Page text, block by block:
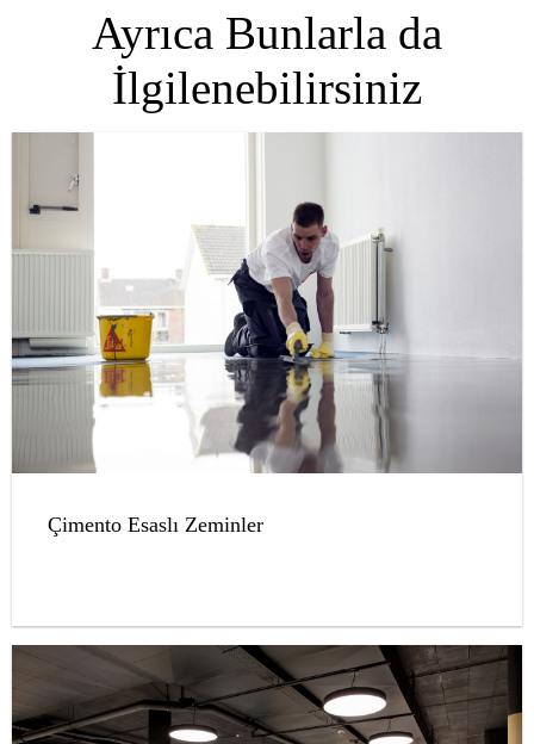
Ayrıca Bunlarla da
İlgilenebilirsiniz
Çimento Esaslı Zeminler